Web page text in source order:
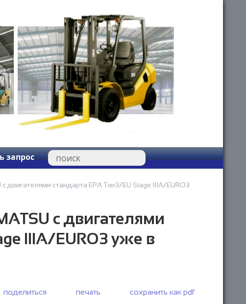
запрос
двигателями стандарта EPA Tier3/EU Stage IIIA/EURO3
с двигателями
IIIA/EURO3 уже в
поделиться печать сохранить как pdf